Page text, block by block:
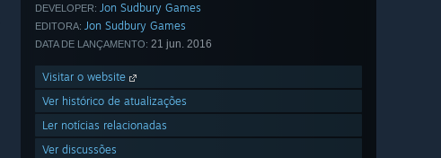
DEVELOPER: Jon Sudbury Games
EDITORA: Jon Sudbury Games
DATA DE LANÇAMENTO: 21 jun. 2016
Visitar o website
Ver histórico de atualizações
Ler notícias relacionadas
Ver discussões